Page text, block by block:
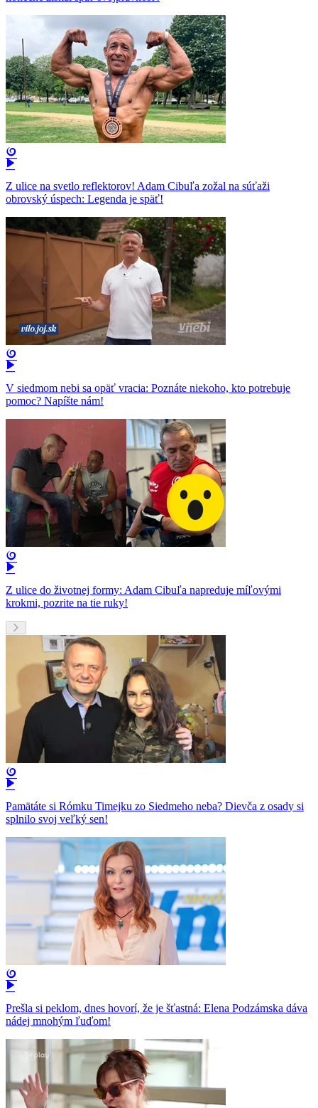
Z ulice na svetlo reflektorov! Adam Cibuľa zožal na súťaži
obrovský úspech: Legenda je späť!
V siedmom nebi sa opäť vracia: Poznáte niekoho, kto potrebuje
pomoc? Napíšte nám!
Z ulice do životnej formy: Adam Cibuľa napreduje míľovými
krokmi, pozrite na tie ruky!
Pamätáte si Rómku Timejku zo Siedmeho neba? Dievča z osady si
splnilo svoj veľký sen!
Prešla si peklom, dnes hovorí, že je šťastná: Elena Podzámska dáva
nádej mnohým ľuďom!